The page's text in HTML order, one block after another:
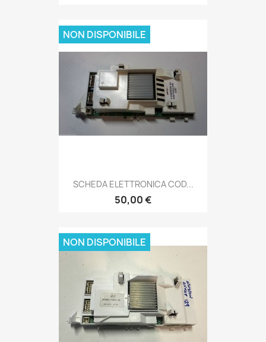
SCHEDA ELETTRONICA COD...
50,00 €
NON DISPONIBILE
NON DISPONIBILE